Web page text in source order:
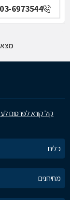
03-6973544
קול קורא לפרסום
כלים
מחירונים